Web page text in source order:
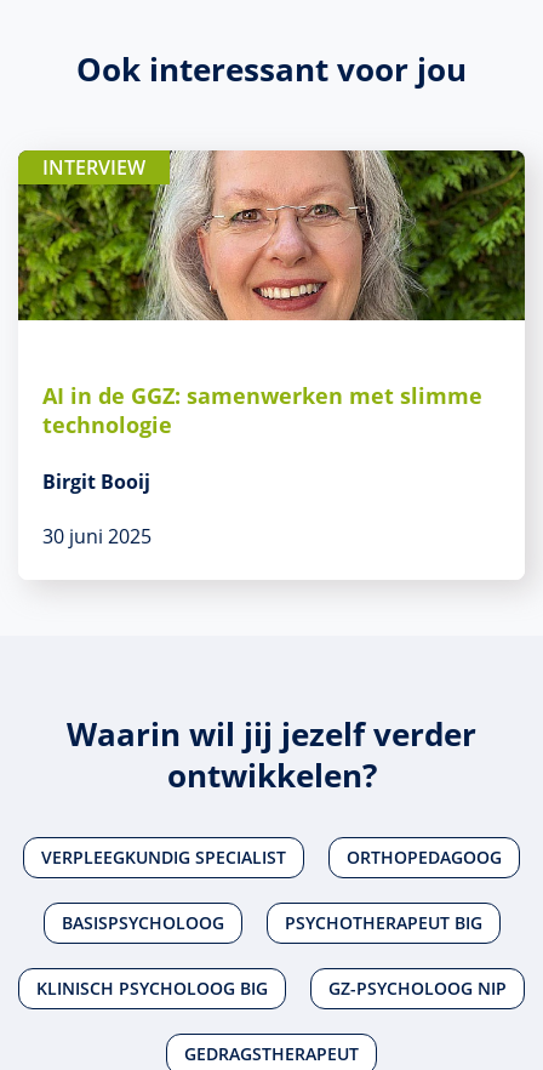
Ook interessant voor jou
INTERVIEW
AI in de GGZ: samenwerken met slimme
technologie
Birgit Booij
30 juni 2025
Waarin wil jij jezelf verder
ontwikkelen?
VERPLEEGKUNDIG SPECIALIST ORTHOPEDAGOOG
BASISPSYCHOLOOG PSYCHOTHERAPEUT BIG
KLINISCH PSYCHOLOOG BIG GZ-PSYCHOLOOG NIP
GEDRAGSTHERAPEUT